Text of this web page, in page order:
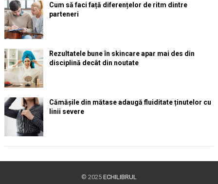
Cum să faci față diferențelor de ritm dintre
parteneri
Rezultatele bune în skincare apar mai des din
disciplină decât din noutate
Cămășile din mătase adaugă fluiditate ținutelor cu
linii severe
© 2025 ECHILIBRUL